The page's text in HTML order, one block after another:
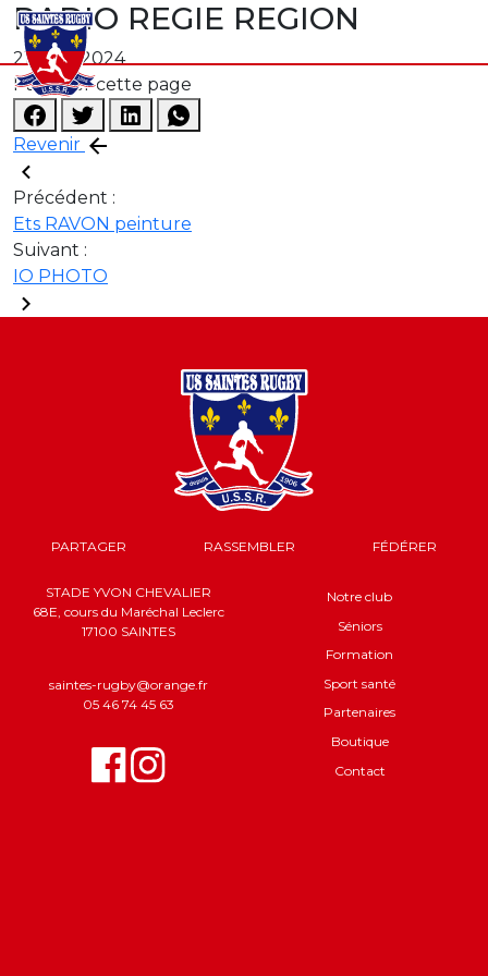
RADIO REGIE REGION
21 août 2024
Revenir
Partager cette page
Précédent :
Ets RAVON peinture
Suivant :
IO PHOTO
PARTAGER RASSEMBLER FÉDÉRER
STADE YVON CHEVALIER
68E, cours du Maréchal Leclerc
17100 SAINTES
saintes-rugby@orange.fr
05 46 74 45 63
Notre club
Séniors
Formation
Sport santé
Partenaires
Boutique
Contact